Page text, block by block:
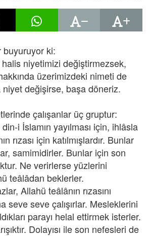
buyuruyor ki:
halis niyetimizi değiştirmezsek,
üzerimizdeki nimeti de
değişirse, başa döneriz.
çalışanlar üç gruptur:
i İslamın yayılması için, ihlâsla
rızası için katılmışlardır. Bunlar
samimidirler. Bunlar için son
Ne verirlerse yüzlerini
teâlâdan beklerler.
Allahü teâlânın rızasını
seve seve çalışırlar. Mesleklerini
parayı helal ettirmek isterler.
Dolayısı ile son nefesleri de